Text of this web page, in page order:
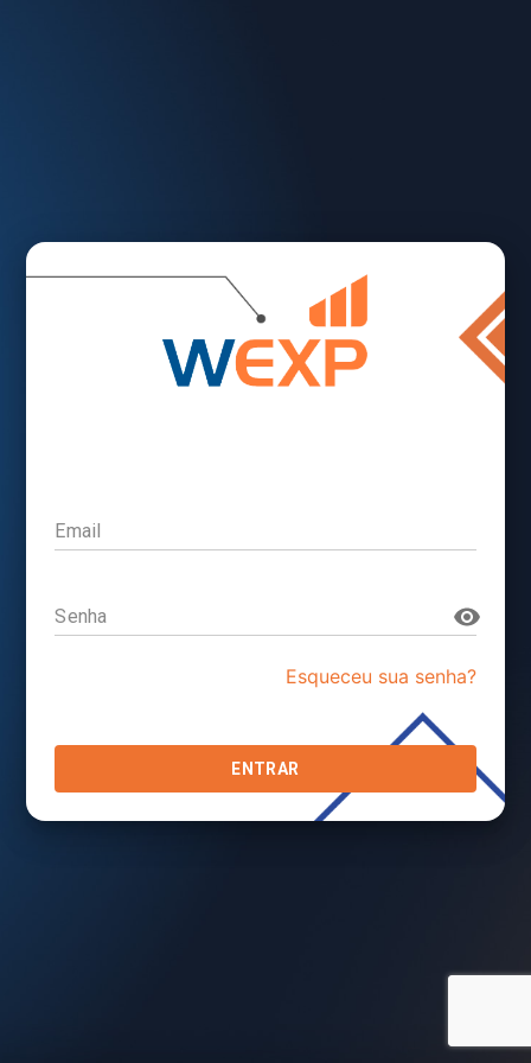
Email
Senha
Esqueceu sua senha?
ENTRAR